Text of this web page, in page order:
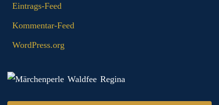
Eintrags-Feed
Kommentar-Feed
WordPress.org